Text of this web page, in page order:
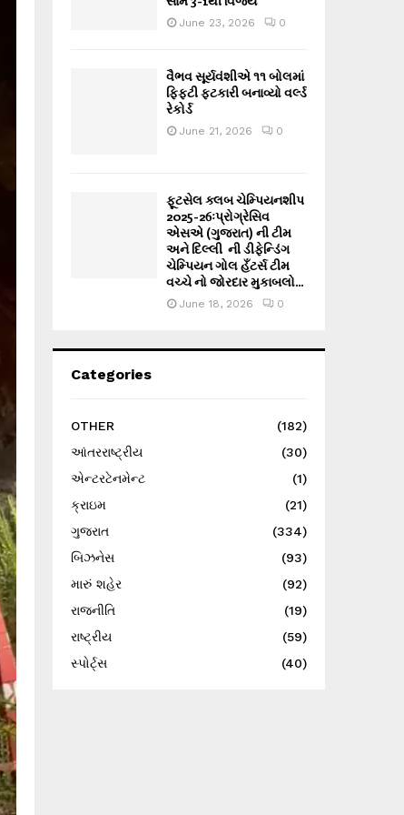
June 23, 2026 0
વૈભવ સૂર્યવંશીએ ૧૧ બોલમાં
ફિફ્ટી ફટકારી બનાવ્યો વર્લ્ડ
રેકોર્ડ
June 21, 2026 0
ફૂટસેલ ક્લબ ચેમ્પિયનશીપ
2025-26ઃપ્રોગ્રેસિવ
એસએ (ગુજરાત) ની ટીમ
અને દિલ્લી ની ડીફેન્ડિંગ
ચેમ્પિયન ગોલ હઁટર્સ ટીમ
વચ્ચે નો જોરદાર મુકાબલો...
June 18, 2026 0
Categories
OTHER
(182)
આંતરરાષ્ટ્રીય
(30)
એન્ટરટેનમેન્ટ
(1)
ક્રાઇમ
(21)
ગુજરાત
(334)
બિઝનેસ
(93)
મારું શહેર
(92)
રાજનીતિ
(19)
રાષ્ટ્રીય
(59)
સ્પોર્ટ્સ
(40)